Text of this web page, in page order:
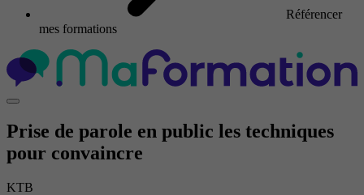
Référencer
mes formations
Prise de parole en public les techniques
pour convaincre
KTB